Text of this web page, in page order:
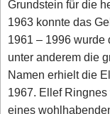
Grundstein für die
1963 konnte das
1961 – 1996
unter anderem die
Namen erhielt die
1967. Ellef
eines